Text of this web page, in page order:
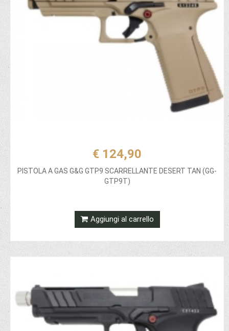
€ 124,90
PISTOLA A GAS G&G GTP9 SCARRELLANTE DESERT TAN (GG-
GTP9T)
Aggiungi al carrello